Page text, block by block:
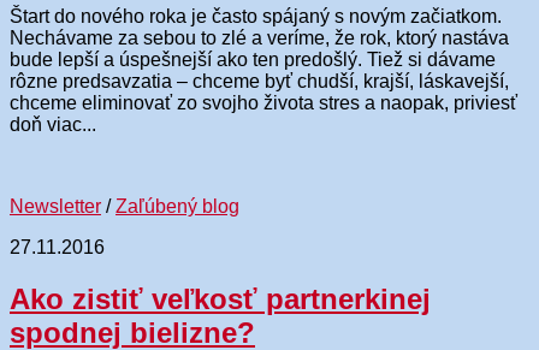
Štart do nového roka je často spájaný s novým začiatkom.
Nechávame za sebou to zlé a veríme, že rok, ktorý nastáva
bude lepší a úspešnejší ako ten predošlý. Tiež si dávame
rôzne predsavzatia – chceme byť chudší, krajší, láskavejší,
chceme eliminovať zo svojho života stres a naopak, priviesť
doň viac...
Newsletter /Zaľúbený blog
27.11.2016
Ako zistiť veľkosť partnerkinej
spodnej bielizne?